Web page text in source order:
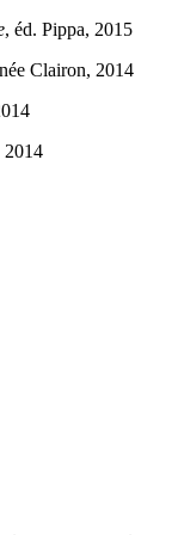
, éd. Pippa, 2015
Clairon, 2014
2014